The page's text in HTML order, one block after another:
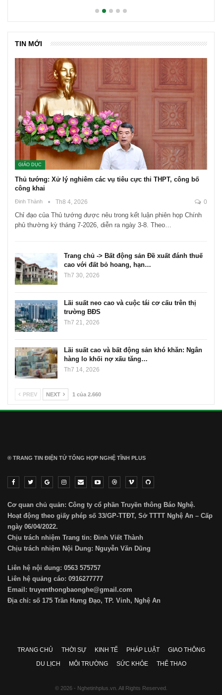
TIN MỚI
GIÁO DỤC
Thủ tướng: Xử lý nghiêm các vụ tiêu cực thi THPT, công bố
công khai
Đinh Thành Th8 4, 2026 0
Chỉ đạo của Thủ tướng được nêu trong kết luận phiên họp Chính
phủ thường kỳ tháng 7-2026, diễn ra ngày 3-8. Theo…
Trang chủ -> Bất động sản Đề xuất đánh thuế
cao với đất bỏ hoang, hạn…
Th7 30, 2026
Lãi suất neo cao và cuộc tái cơ cấu trên thị
trường BĐS
Th7 21, 2026
Lãi suất cao và bất động sản khó khăn: Ngân
hàng lo khối nợ xấu tăng…
Th7 14, 2026
PREV NEXT 1 của 2.660
® TRANG TIN ĐIỆN TỬ ТỔNG HỢP NGHỆ TĨNH PLUS
Cơ quan chủ quản: Công ty cổ phần Truyền thông Báo Nghệ.
Hoạt động theo giấy phép số 33/GP-TTĐT, Sở TTTT Nghệ An – Cấp
ngày 06/04/2022.
Chịu trách nhiệm Trang tin: Đinh Viết Thành
Chịu trách nhiệm Nội Dung: Nguyễn Văn Dũng
Liên hệ nội dung: 0563 575757
Liên hệ quảng cáo: 0916277777
Email: truyenthongbaonghe@gmail.com
Địa chỉ: số 175 Trần Hưng Đạo, TP. Vinh, Nghệ An
TRANG CHỦ THỜI SỰ KINH TẾ PHÁP LUẬT
GIAO THÔNG
DU LỊCH
MÔI TRƯỜNG SỨC KHỎE THỂ THAO
© 2026 - Nghetinhplus.vn. All Rights Reserved.